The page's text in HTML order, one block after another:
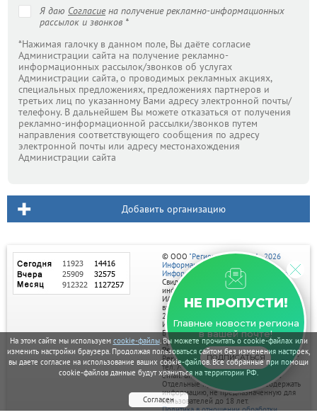
На этом сайте мы используем cookie-файлы. Вы можете прочитать о cookie-файлах или
изменить настройки браузера. Продолжая пользоваться сайтом без изменения настроек,
вы даете согласие на использование ваших cookie-файлов. Все собранные при помощи
cookie-файлов данные будут храниться на территории РФ.
Согласен
Я даю Согласиена получение рекламно-информационных
рассылок и звонков *
*Нажимая галочку в данном поле, Вы даёте согласие
Администрации сайта на получение рекламно-
информационных рассылок/звонков об услугах
Администрации сайта, о проводимых рекламных акциях,
специальных предложениях, предложениях партнеров и
третьих лиц по указанному Вами адресу электронной почты/
телефону. В дальнейшем Вы можете отказаться от получения
рекламно-информационной рассылки/звонков путем
направления соответствующего сообщения по адресу
электронной почты или адресу местонахождения
Администрации сайта
Добавить организацию
НЕ ПРОПУСТИ!
Главные новости региона
в вашей почте!
ПОДПИСАТЬСЯ
© ООО "Регион центр" 2004 - 2026
Информационное наполнение:
Информационное агентство vRossii.ru
Свидетельство о регистрации СМИ
информационного агентства vRossii.ru
ИА № ФС 77‑35502
выдано РОСКОМНАДЗОРом 04 марта
2009г.
И. О. Главного редактора Нарыков А. Н.
Баннеры на портале размещаются на
правах рекламы.
Реклама на портале:
Рекламное агентство "Умный маркетинг"
тел. 7-910-267-70-40,
email: umnyy.marketing@yandex.ru
Отдельные публикации могут содержать
информацию, не предназначенную для
пользователей до 18 лет.
Политика в отношении обработки